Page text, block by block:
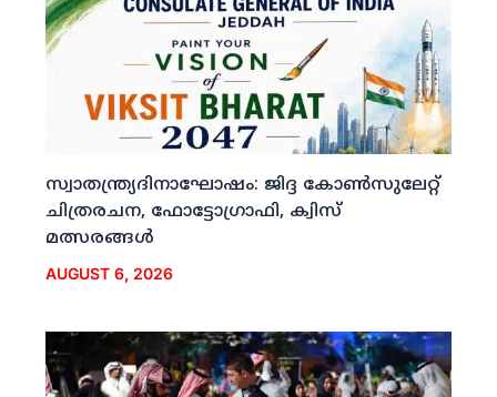
സ്വാതന്ത്ര്യദിനാഘോഷം: ജിദ്ദ കോണ്‍സുലേറ്റ്
ചിത്രരചന, ഫോട്ടോഗ്രാഫി, ക്വിസ്
മത്സരങ്ങള്‍
AUGUST 6, 2026